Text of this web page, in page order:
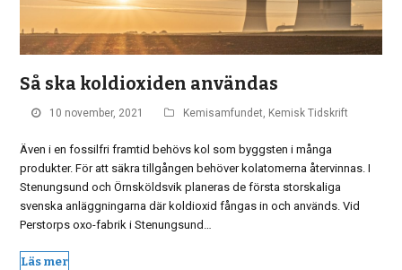
Så ska koldioxiden användas
10 november, 2021 Kemisamfundet, Kemisk Tidskrift
Även i en fossilfri framtid behövs kol som byggsten i många
produkter. För att säkra tillgången behöver kolatomerna återvinnas. I
Stenungsund och Örnsköldsvik planeras de första storskaliga
svenska anläggningarna där koldioxid fångas in och används. Vid
Perstorps oxo-fabrik i Stenungsund…
Läs mer